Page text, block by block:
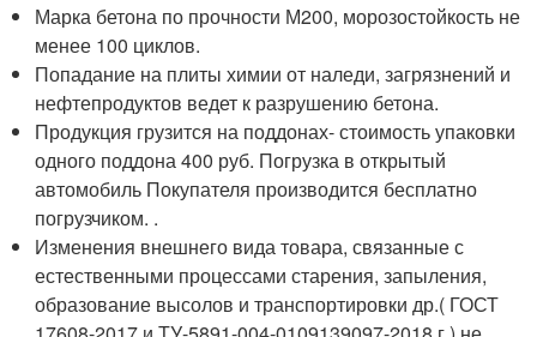
Марка бетона по прочности М200, морозостойкость не
менее 100 циклов.
Попадание на плиты химии от наледи, загрязнений и
нефтепродуктов ведет к разрушению бетона.
Продукция грузится на поддонах- стоимость упаковки
одного поддона 400 руб. Погрузка в открытый
автомобиль Покупателя производится бесплатно
погрузчиком. .
Изменения внешнего вида товара, связанные с
естественными процессами старения, запыления,
образование высолов и транспортировки др.( ГОСТ